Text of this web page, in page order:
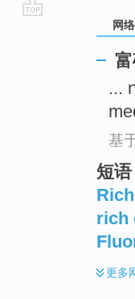
网
...
基
短语
rich
更多